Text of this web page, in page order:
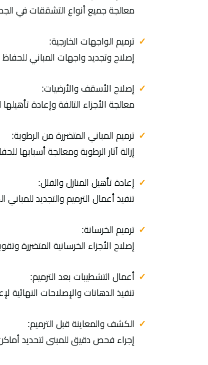
معالجة جميع أنواع التشققات في
ترميم الواجهات الخارجية:
إصلاح وتجديد واجهات المباني
إصلاح الأسقف والأرضيات:
معالجة الأجزاء التالفة وإعادة
ترميم المباني المتضررة من الرطوبة:
إزالة آثار الرطوبة ومعالجة أسبابها
إعادة تأهيل المنازل والفلل:
تنفيذ أعمال الترميم والتجديد
ترميم الخرسانة:
إصلاح الأجزاء الخرسانية المتضررة
أعمال التشطيبات بعد الترميم:
تنفيذ الدهانات والإصلاحات النهائية
الكشف والمعاينة قبل الترميم:
إجراء فحص دقيق للمبنى لتحديد